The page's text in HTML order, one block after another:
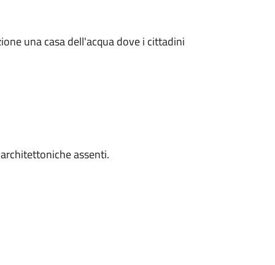
una casa dell'acqua dove i cittadini
assenti.